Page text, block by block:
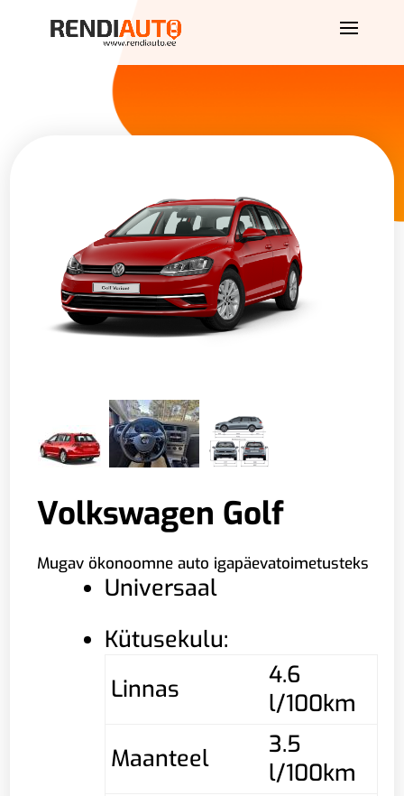
Volkswagen Golf
Mugav ökonoomne auto igapäevatoimetusteks
Universaal
Kütusekulu:
Linnas
4.6
l/100km
Maanteel
3.5
l/100km